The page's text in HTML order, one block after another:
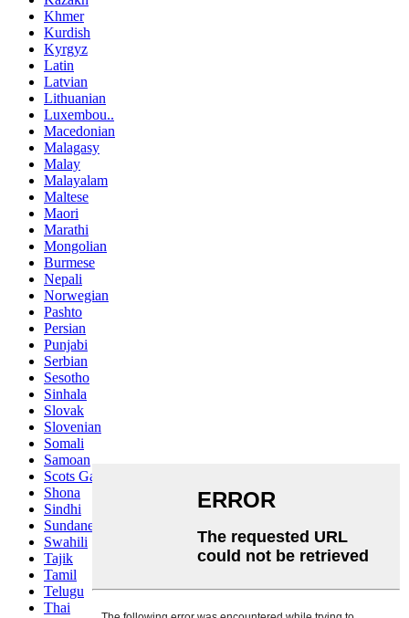
Khmer
Kurdish
Kyrgyz
Latin
Latvian
Lithuanian
Luxembou..
Macedonian
Malagasy
Malay
Malayalam
Maltese
Maori
Marathi
Mongolian
Burmese
Nepali
Norwegian
Pashto
Persian
Punjabi
Serbian
Sesotho
Sinhala
Slovak
Slovenian
Somali
Samoan
Scots Gaelic
Shona
Sindhi
Sundanese
Swahili
Tajik
Tamil
Telugu
Thai